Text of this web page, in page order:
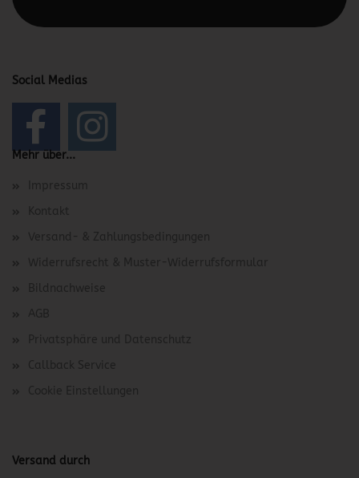
Social Medias
Mehr über...
Impressum
Kontakt
Versand- & Zahlungsbedingungen
Widerrufsrecht & Muster-Widerrufsformular
Bildnachweise
AGB
Privatsphäre und Datenschutz
Callback Service
Cookie Einstellungen
Versand durch